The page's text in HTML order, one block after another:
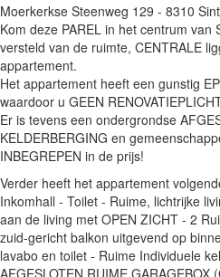
Moerkerkse Steenweg 129 - 8310
Kom deze PAREL in het centrum van
versteld van de ruimte, CENTRALE
appartement.
Het appartement heeft een gunstig
waardoor u GEEN
Er is tevens een ondergrondse
KELDERBERGING en
INBEGREPEN in de prijs!
Verder heeft het appartement
Inkomhall - Toilet - Ruime, lichtrijke
aan de living met OPEN ZICHT - 2
zuid-gericht balkon uitgevend op
lavabo en toilet - Ruime Individuele